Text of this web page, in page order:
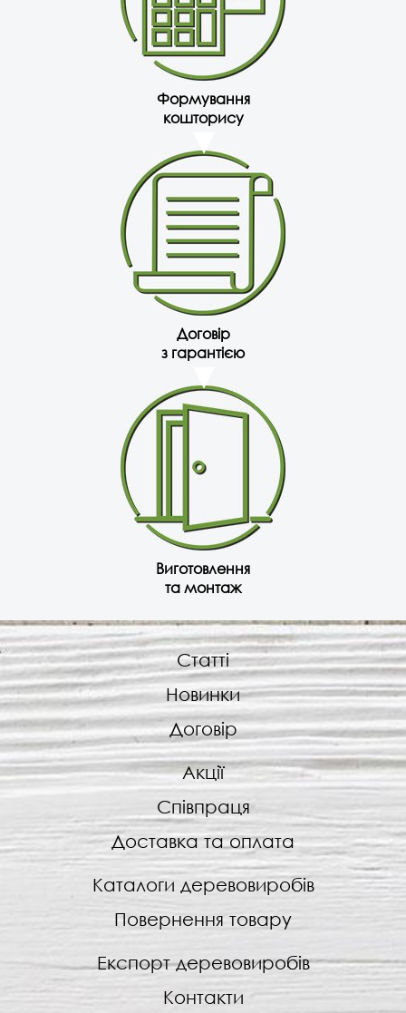
Формування
кошторису
Договір
з гарантією
Виготовлення
та монтаж
Статті
Новинки
Договір
Акції
Співпраця
Доставка та оплата
Каталоги деревовиробів
Повернення товару
Експорт деревовиробів
Контакти